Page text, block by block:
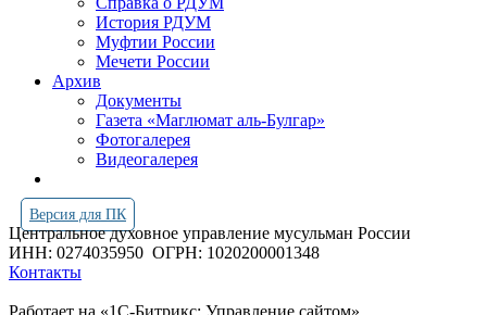
История РДУМ
Муфтии России
Мечети России
Архив
Документы
Газета «Маглюмат аль-Булгар»
Фотогалерея
Видеогалерея
Версия для ПК
Центральное духовное управление мусульман России
ИНН: 0274035950 ОГРН: 1020200001348
Контакты
Работает на «1С-Битрикс: Управление сайтом»